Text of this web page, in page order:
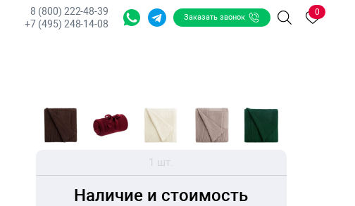
8 (800) 222-48-39
+7 (495) 248-14-08
Заказать звонок
Поиск
0
1 шт.
Наличие и стоимость